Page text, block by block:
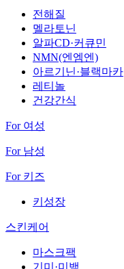
전해질
멜라토닌
알파CD·커큐민
NMN(엔엠엔)
아르기닌·블랙마카
레티놀
건강간식
For 여성
For 남성
For 키즈
키성장
스킨케어
마스크팩
기미·미백